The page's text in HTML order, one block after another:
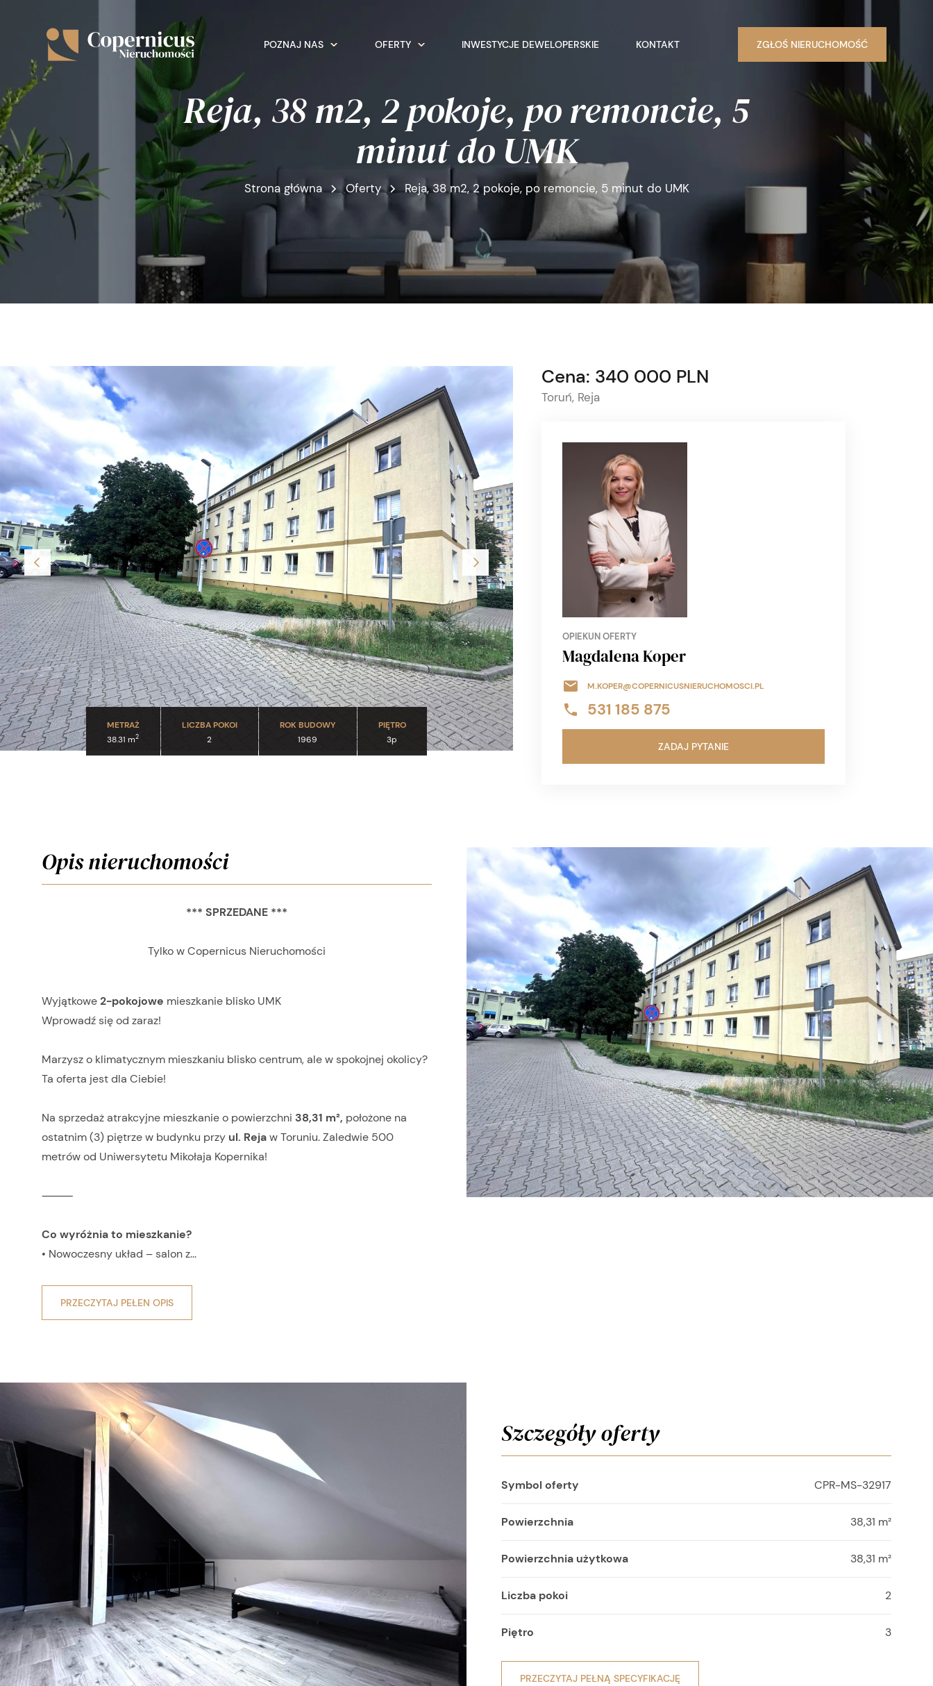
POZNAJ NAS OFERTY INWESTYCJE DEWELOPERSKIE KONTAKT ZGŁOŚ NIERUCHOMOŚĆ
Reja, 38 m2, 2 pokoje, po remoncie, 5
minut do UMK
Strona główna Oferty Reja, 38 m2, 2 pokoje, po remoncie, 5 minut do UMK
METRAŻ
38.31 m2
LICZBA POKOI
2
ROK BUDOWY
1969
PIĘTRO
3p
Cena: 340 000 PLN
Toruń, Reja
OPIEKUN OFERTY
Magdalena Koper
M.KOPER@COPERNICUSNIERUCHOMOSCI.PL
531 185 875
ZADAJ PYTANIE
Opis nieruchomości
*** SPRZEDANE ***
Tylko w Copernicus Nieruchomości
Wyjątkowe2-pokojowe mieszkanie blisko UMK
Wprowadź się od zaraz!
Marzysz o klimatycznym mieszkaniu blisko centrum, ale w spokojnej okolicy?
Ta oferta jest dla Ciebie!
Na sprzedaż atrakcyjne mieszkanie o powierzchni 38,31 m², położone na
ostatnim (3) piętrze w budynku przy ul. Rejaw Toruniu. Zaledwie 500
metrów od Uniwersytetu Mikołaja Kopernika!
⸻
Co wyróżnia to mieszkanie?
• Nowoczesny układ – salon z...
PRZECZYTAJ PEŁEN OPIS
Szczegóły oferty
Symbol oferty CPR-MS-32917
Powierzchnia 38,31 m²
Powierzchnia użytkowa 38,31 m²
Liczba pokoi 2
Piętro 3
PRZECZYTAJ PEŁNĄ SPECYFIKACJĘ